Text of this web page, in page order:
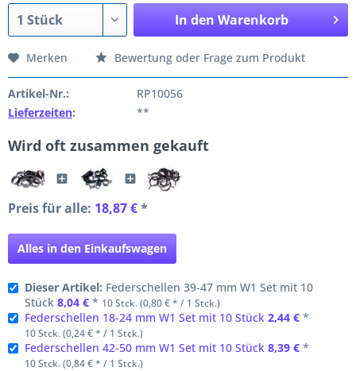
In den Warenkorb
Merken Bewertung oder Frage zum Produkt
Artikel-Nr.:
RP10056
Lieferzeiten: **
Wird oft zusammen gekauft
Preis für alle: 18,87 €*
Alles in den Einkaufswagen
Dieser Artikel: Federschellen 39-47 mm W1 Set mit 10
Stück 8,04 € * 10 Stck. (0,80 € * / 1 Stck.)
Federschellen 18-24 mm W1 Set mit 10 Stück 2,44 € *
10 Stck. (0,24 € * / 1 Stck.)
Federschellen 42-50 mm W1 Set mit 10 Stück 8,39 € *
10 Stck. (0,84 € * / 1 Stck.)